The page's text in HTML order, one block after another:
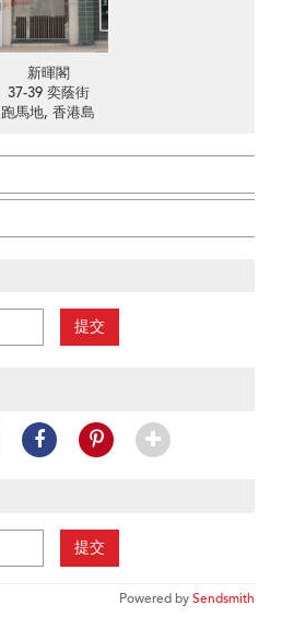
新暉閣
37-39 奕蔭街
跑馬地, 香港島
提交
提交
Powered bySendsmith